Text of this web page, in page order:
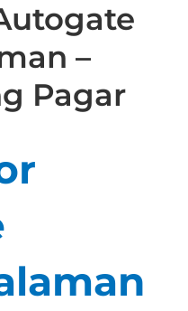
–
Pagar